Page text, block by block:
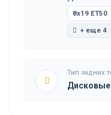
8x19 ET50
+ еще 4
Тип задних